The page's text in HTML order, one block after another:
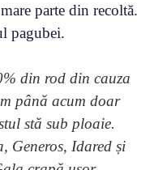
parte din recoltă.
pagubei.
din rod din cauza
până acum doar
stă sub ploaie.
Generos, Idared și